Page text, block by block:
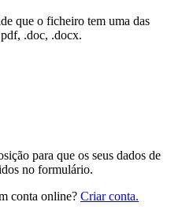
que o ficheiro tem uma das
.doc, .docx.
para que os seus dados de
no formulário.
conta online? Criar conta.